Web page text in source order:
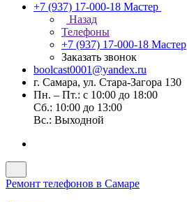
+7 (937) 17-000-18 Мастер
Назад
Телефоны
+7 (937) 17-000-18 Мастер
Заказать звонок
boolcast0001@yandex.ru
г. Самара, ул. Стара-Загора 130
Пн. – Пт.: с 10:00 до 18:00
Сб.: 10:00 до 13:00
Вс.: Выходной
Ремонт телефонов в Самаре